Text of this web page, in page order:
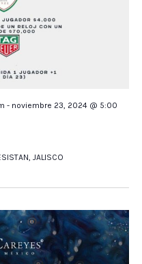
- noviembre 23, 2024 @ 5:00
JALISCO